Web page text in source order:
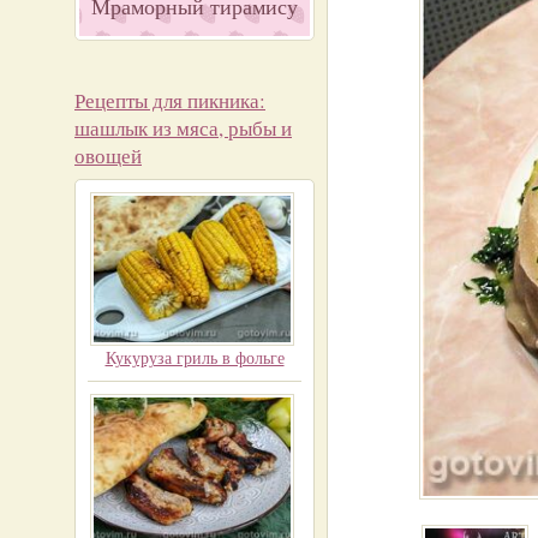
Мраморный тирамису
Рецепты для пикника:
шашлык из мяса, рыбы и
овощей
Кукуруза гриль в фольге